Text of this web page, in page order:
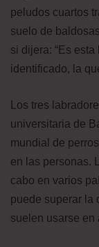
peludos cuartos
suelo de
si dijera: “Es
identificado, la
Los tres
universitaria de
mundial de
en las personas.
cabo en varios
puede superar la
suelen usarse en